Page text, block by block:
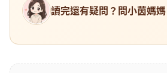
讀完還有疑問？問小茵媽